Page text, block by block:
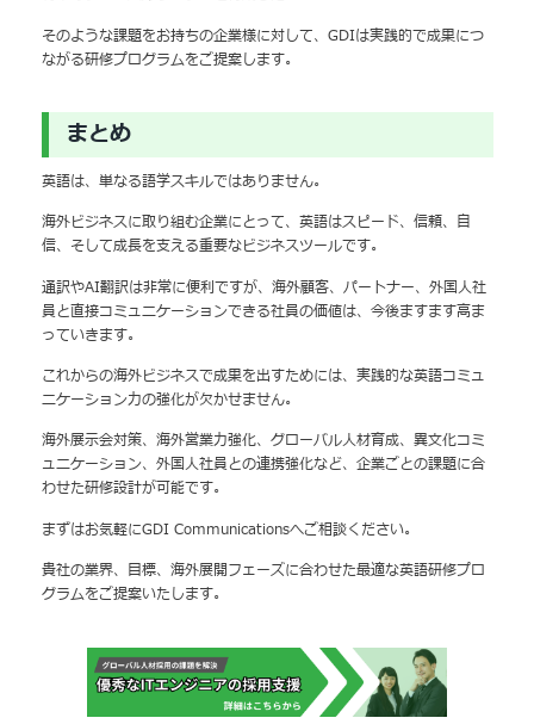
そのような課題をお持ちの企業様に対して、GDIは実践的で成果につ
ながる研修プログラムをご提案します。
まとめ
英語は、単なる語学スキルではありません。
海外ビジネスに取り組む企業にとって、英語はスピード、信頼、自
信、そして成長を支える重要なビジネスツールです。
通訳やAI翻訳は非常に便利ですが、海外顧客、パートナー、外国人社
員と直接コミュニケーションできる社員の価値は、今後ますます高ま
っていきます。
これからの海外ビジネスで成果を出すためには、実践的な英語コミュ
ニケーション力の強化が欠かせません。
海外展示会対策、海外営業力強化、グローバル人材育成、異文化コミ
ュニケーション、外国人社員との連携強化など、企業ごとの課題に合
わせた研修設計が可能です。
まずはお気軽にGDI Communicationsへご相談ください。
貴社の業界、目標、海外展開フェーズに合わせた最適な英語研修プロ
グラムをご提案いたします。